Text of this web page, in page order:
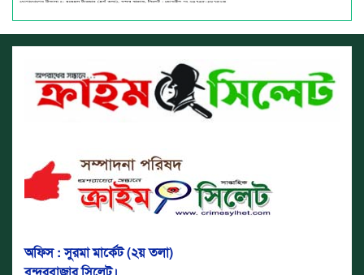
অফিস : সুরমা মার্কেট (২য় তলা)
বন্দরবাজার সিলেট।